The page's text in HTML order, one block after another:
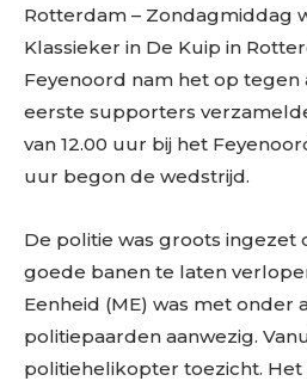
Rotterdam – Zondagmiddag
Klassieker in De Kuip in
Feyenoord nam het op tegen
eerste supporters
van 12.00 uur bij het
uur begon de wedstrijd.
De politie was groots ingezet
goede banen te laten
Eenheid (ME) was met onder
politiepaarden aanwezig.
politiehelikopter toezicht.